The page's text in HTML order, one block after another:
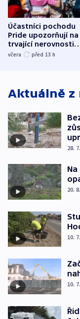
Účastníci pochodu
Pride upozorňují na
trvající nerovnosti i
společenskou
včera před 13 h
Aktuálně
28.
20.
10.
10.